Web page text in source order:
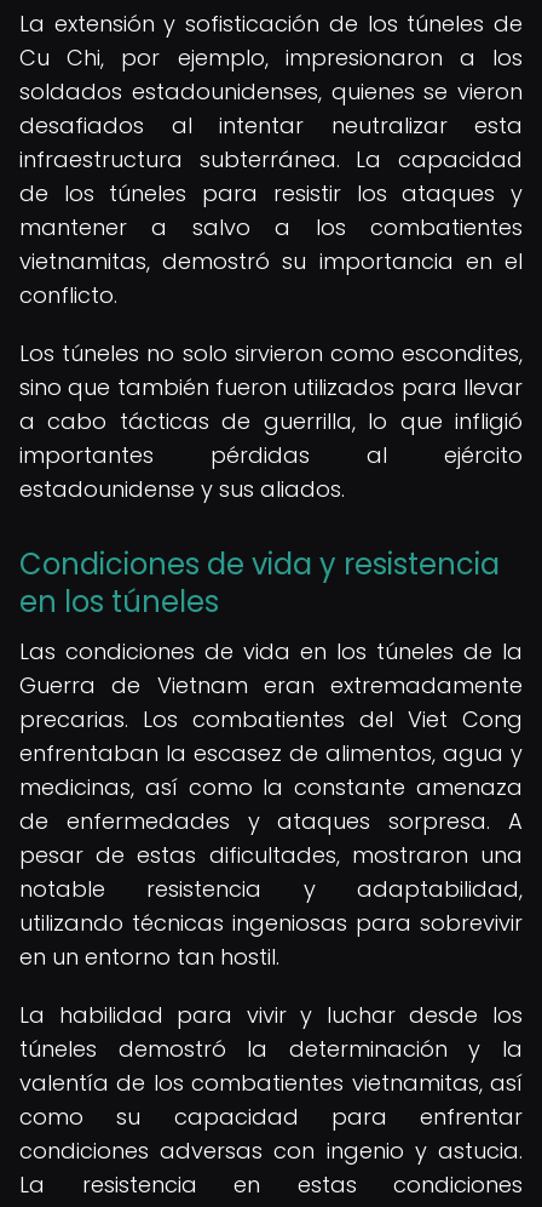
La extensión y sofisticación de los túneles de
Cu Chi, por ejemplo, impresionaron a los
soldados estadounidenses, quienes se vieron
desafiados al intentar neutralizar esta
infraestructura subterránea. La capacidad
de los túneles para resistir los ataques y
mantener a salvo a los combatientes
vietnamitas, demostró su importancia en el
conflicto.
Los túneles no solo sirvieron como escondites,
sino que también fueron utilizados para llevar
a cabo tácticas de guerrilla, lo que infligió
importantes pérdidas al ejército
estadounidense y sus aliados.
Condiciones de vida y resistencia
en los túneles
Las condiciones de vida en los túneles de la
Guerra de Vietnam eran extremadamente
precarias. Los combatientes del Viet Cong
enfrentaban la escasez de alimentos, agua y
medicinas, así como la constante amenaza
de enfermedades y ataques sorpresa. A
pesar de estas dificultades, mostraron una
notable resistencia y adaptabilidad,
utilizando técnicas ingeniosas para sobrevivir
en un entorno tan hostil.
La habilidad para vivir y luchar desde los
túneles demostró la determinación y la
valentía de los combatientes vietnamitas, así
como su capacidad para enfrentar
condiciones adversas con ingenio y astucia.
La resistencia en estas condiciones